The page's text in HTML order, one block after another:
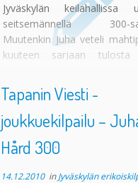
Jyväskylän keilahallissa
seitsemännellä 300-
Muutenkin Juha veteli
kuuteen sarjaan tulosta
Ensimmäistä kertaa
joukkuekilpailun vei
nimiinsä kirivetoinen
Team" (Tuomela,
Valtonen).
Tapanin Viesti -
joukkuekilpailu –
Hård 300
14.12.2010inJyväskylän